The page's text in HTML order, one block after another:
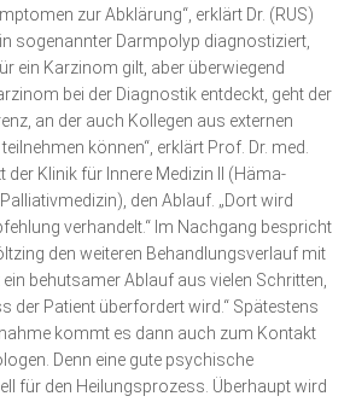
zur Abklärung“, erklärt Dr. (RUS)
sogenannter Darmpolyp diagnos­tiziert,
ein Karzinom gilt, aber überwiegend
bei der Diagnostik entdeckt, geht der
an der auch Kollegen aus externen
können“, erklärt Prof. Dr. med.
der Klinik für Innere Medizin II (Häma­
den Ablauf. „Dort wird
verhandelt.“ Im Nachgang bespricht
den weiteren Behand­lungsverlauf mit
ein behutsamer Ablauf aus vielen Schritten,
der Patient überfordert wird.“ Spätes­tens
kommt es dann auch zum Kontakt
Denn eine gute psychische
für den Heilungsprozess. Überhaupt wird